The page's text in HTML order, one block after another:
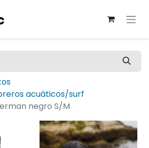
acuáticos/surf
negro S/M